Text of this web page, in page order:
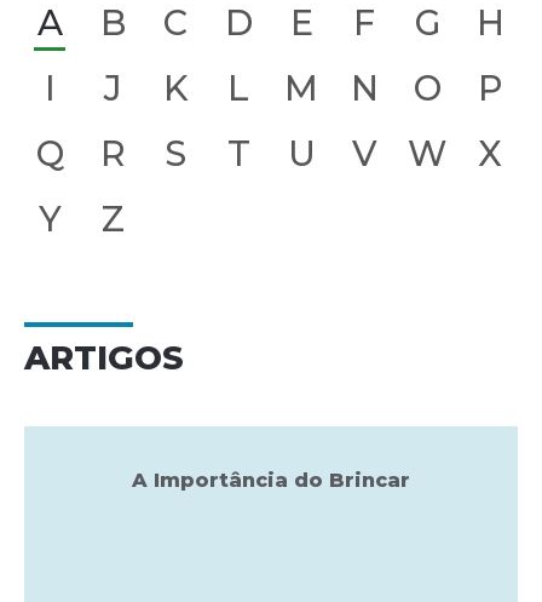
A B C D E F G
H
I
J K L M N O
P
Q
R S T U V W
X
Y
Z
ARTIGOS
A Importância do Brincar